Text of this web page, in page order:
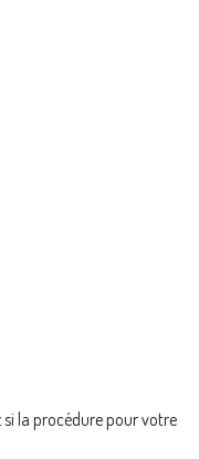
la procédure pour votre